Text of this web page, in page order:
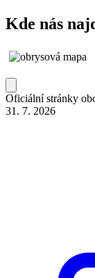
Kde nás
Oficiální stránky
31. 7. 2026